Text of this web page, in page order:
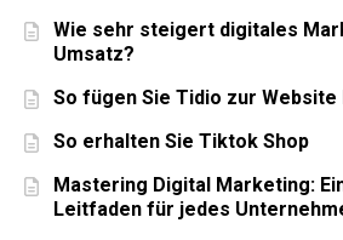
Wie sehr steigert digitales
Umsatz?
So fügen Sie Tidio zur Website
So erhalten Sie Tiktok Shop
Mastering Digital Marketing:
Leitfaden für jedes